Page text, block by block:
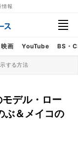
情報
映画 YouTube BS・
する方法
モデル・ロー
ぶ＆メイコの